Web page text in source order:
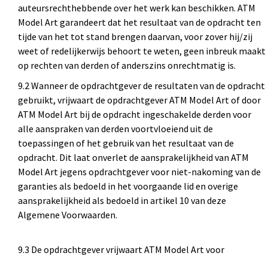
auteursrechthebbende over het werk kan beschikken. ATM
Model Art garandeert dat het resultaat van de opdracht ten
tijde van het tot stand brengen daarvan, voor zover hij/zij
weet of redelijkerwijs behoort te weten, geen inbreuk maakt
op rechten van derden of anderszins onrechtmatig is.
9.2 Wanneer de opdrachtgever de resultaten van de opdracht
gebruikt, vrijwaart de opdrachtgever ATM Model Art of door
ATM Model Art bij de opdracht ingeschakelde derden voor
alle aanspraken van derden voortvloeiend uit de
toepassingen of het gebruik van het resultaat van de
opdracht. Dit laat onverlet de aansprakelijkheid van ATM
Model Art jegens opdrachtgever voor niet-nakoming van de
garanties als bedoeld in het voorgaande lid en overige
aansprakelijkheid als bedoeld in artikel 10 van deze
Algemene Voorwaarden.
9.3 De opdrachtgever vrijwaart ATM Model Art voor